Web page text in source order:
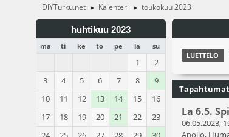
DIYTurku.net ► Kalenteri ► toukokuu 2023
huhtikuu 2023
ma ti ke to pe la su
1
2
3
4 5 6 7 8
9
10
11 12 13 14 15
16
17
18 19 20 21 22
23
LUETTELO
Tapahtumat
La 6.5.
06.05.2023,
Apollo,